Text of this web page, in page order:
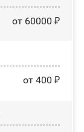
от 60000 ₽
от 400 ₽